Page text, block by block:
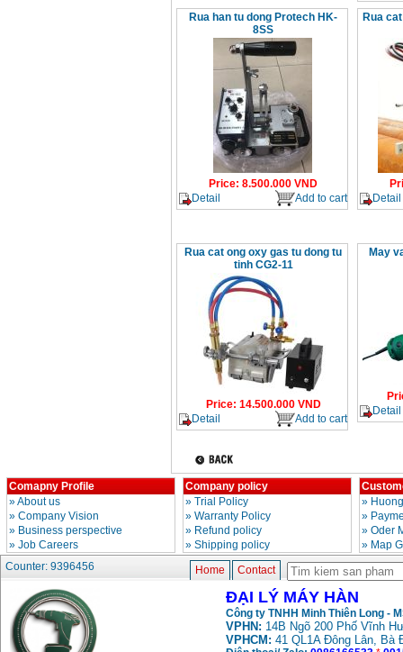
Rua han tu dong Protech HK-
8SS
Price: 8.500.000 VND
Detail
Add to cart
Rua
Detail
Rua cat ong oxy gas tu dong tu
tinh CG2-11
Price: 14.500.000VND
Detail
Add to cart
May
Detail
Comapny Profile
»About us
» Company Vision
» Business perspective
» Job Careers
Company policy
» Trial Policy
» Warranty Policy
» Refund policy
» Shipping policy
»
»
» Oder
» Map
Counter: 9396456
Home Contact
ĐẠI LÝ MÁY HÀN
Công ty TNHH Minh Thiên Long -
VPHN: 14B Ngõ 200 Phố Vĩnh
VPHCM: 41 QL1A Đông Lân, Bà